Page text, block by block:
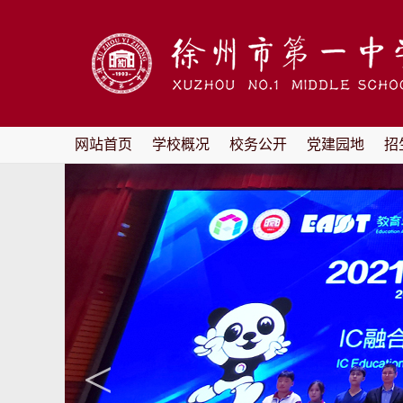
网站首页 学校概况 校务公开 党建园地 招
<